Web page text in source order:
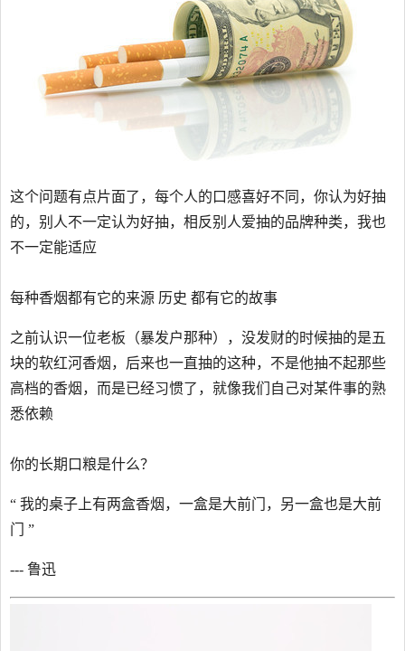
这个问题有点片面了，每个人的口感喜好不同，你认为好抽
的，别人不一定认为好抽，相反别人爱抽的品牌种类，我也
不一定能适应
每种香烟都有它的来源 历史 都有它的故事
之前认识一位老板（暴发户那种），没发财的时候抽的是五
块的软红河香烟，后来也一直抽的这种，不是他抽不起那些
高档的香烟，而是已经习惯了，就像我们自己对某件事的熟
悉依赖
你的长期口粮是什么？
“ 我的桌子上有两盒香烟，一盒是大前门，另一盒也是大前
门 ”
--- 鲁迅